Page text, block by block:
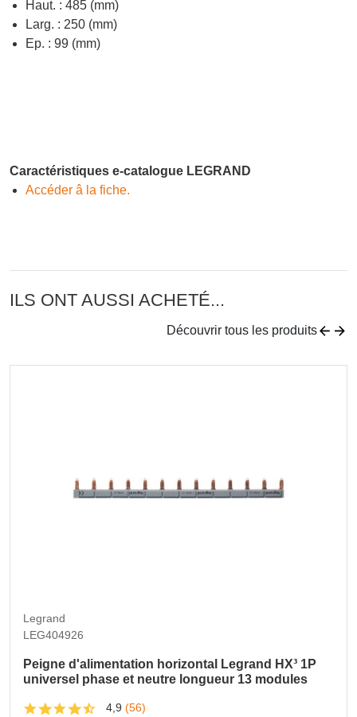
Haut. : 485 (mm)
Larg. : 250 (mm)
Ep. : 99 (mm)
Caractéristiques e-catalogue LEGRAND
Accéder â la fiche.
ILS ONT AUSSI ACHETÉ...
Découvrir tous les produits
Legrand
LEG404926
Peigne d'alimentation horizontal Legrand HX³ 1P
universel phase et neutre longueur 13 modules
4,9 (56)